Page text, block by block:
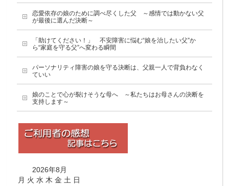
恋愛依存の娘のために調べ尽くした父 ～感情では動かない父
が最後に選んだ決断～
「助けてください！」 不安障害に悩む“娘を治したい父”か
ら“家庭を守る父”へ変わる瞬間
パーソナリティ障害の娘を守る決断は、父親一人で背負わなく
ていい
娘のことで心が裂けそうな母へ ～私たちはお母さんの決断を
支持します～
2026年8月
月 火 水 木 金 土 日